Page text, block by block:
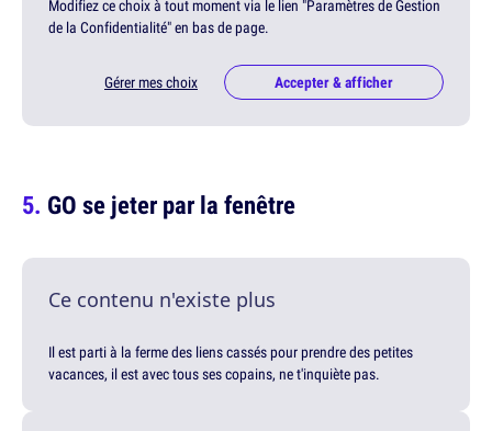
Modifiez ce choix à tout moment via le lien "Paramètres de Gestion
de la Confidentialité" en bas de page.
Gérer mes choix Accepter & afficher
GO se jeter par la fenêtre
Ce contenu n'existe plus
Il est parti à la ferme des liens cassés pour prendre des petites
vacances, il est avec tous ses copains, ne t'inquiète pas.